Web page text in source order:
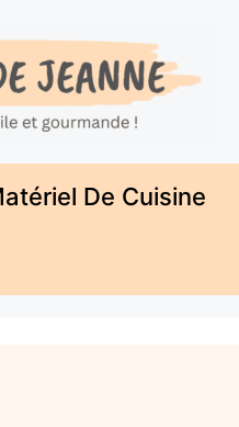
De Cuisine